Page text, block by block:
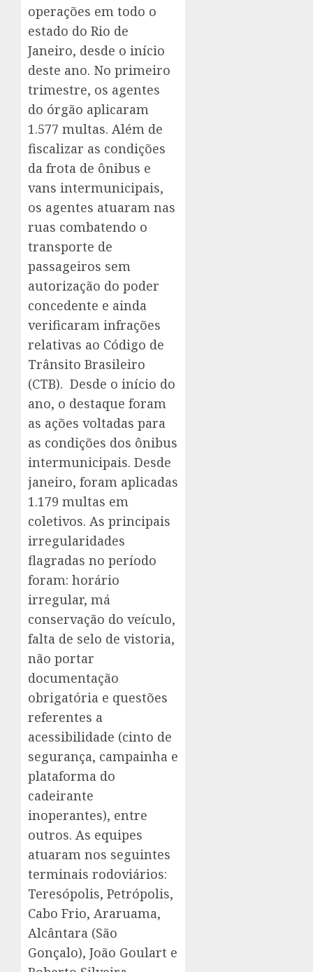
operações em todo o
estado do Rio de
Janeiro, desde o início
deste ano. No primeiro
trimestre, os agentes
do órgão aplicaram
1.577 multas. Além de
fiscalizar as condições
da frota de ônibus e
vans intermunicipais,
os agentes atuaram nas
ruas combatendo o
transporte de
passageiros sem
autorização do poder
concedente e ainda
verificaram infrações
relativas ao Código de
Trânsito Brasileiro
(CTB). Desde o início do
ano, o destaque foram
as ações voltadas para
as condições dos ônibus
intermunicipais. Desde
janeiro, foram aplicadas
1.179 multas em
coletivos. As principais
irregularidades
flagradas no período
foram: horário
irregular, má
conservação do veículo,
falta de selo de vistoria,
não portar
documentação
obrigatória e questões
referentes a
acessibilidade (cinto de
segurança, campainha e
plataforma do
cadeirante
inoperantes), entre
outros. As equipes
atuaram nos seguintes
terminais rodoviários:
Teresópolis, Petrópolis,
Cabo Frio, Araruama,
Alcântara (São
Gonçalo), João Goulart e